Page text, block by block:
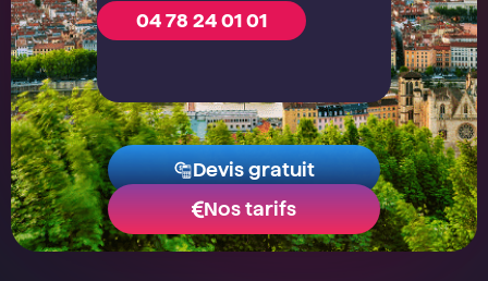
04 78 24 01 01
Devis gratuit
Nos tarifs